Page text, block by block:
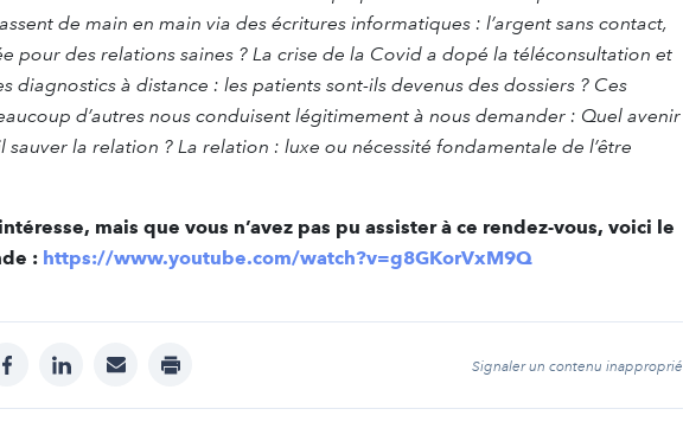
de main en main via des écritures informatiques : l’argent sans contact,
pour des relations saines ? La crise de la Covid a dopé la téléconsultation et
diagnostics à distance : les patients sont-ils devenus des dossiers ? Ces
d’autres nous conduisent légitimement à nous demander : Quel avenir
sauver la relation ? La relation : luxe ou nécessité fondamentale de l’être
mais que vous n’avez pas pu assister à ce rendez-vous, voici le
: https://www.youtube.com/watch?v=g8GKorVxM9Q
facebooklinkedinmail print Signaler un contenu inapproprié